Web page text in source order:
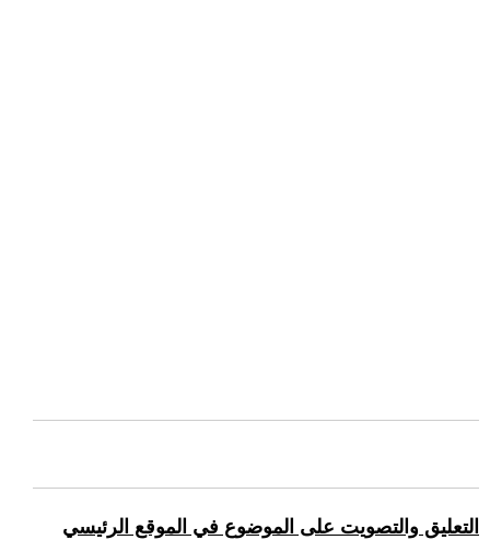
التعليق والتصويت على الموضوع في الموقع الرئيسي